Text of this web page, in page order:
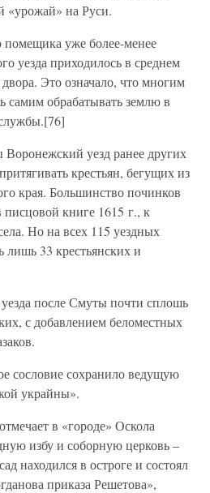
«урожай» на Руси.
уже более-менее
уезда приходилось в среднем
Это означало, что многим
самим обрабатывать землю в
уезд ранее других
крестьян, бегущих из
края. Большинство починков
писцовой книге 1615 г., к
Но на всех 115 уездных
33 крестьянских и
после Смуты почти сплошь
с добавлением беломестных
сословие сохранило ведущую
украйны».
в «городе» Оскола
избу и соборную церковь –
находился в остроге и состоял
приказа Решетова»,